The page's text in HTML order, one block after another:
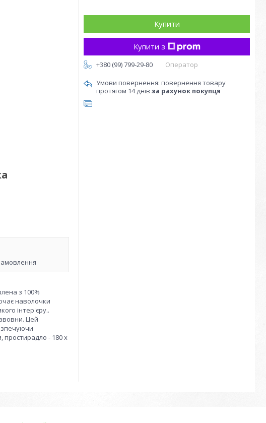
з 100%
наволочки
інтер'єру..
Цей
простирадло - 180 х
Купити
Купити з
+380 (99) 799-29-80
Оператор
повернення товару
протягом 14 днів за рахунок покупця